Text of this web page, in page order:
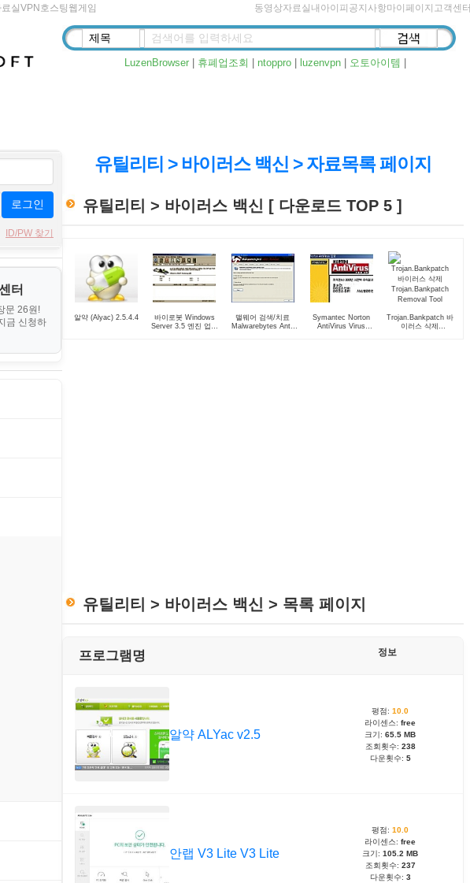
실 VPN 호스팅 웹게임 동영상자료실 내아이피 공지사항마이페이지 고객센터
LuzenBrowser| 휴폐업조회 ntoppro| luzenvpn| 오토아이템
로그인
ID/PW 찾기
터
문 26원!
금 신청하
유틸리티 > 바이러스 백신 > 자료목록 페이지
유틸리티 > 바이러스 백신 [ 다운로드 TOP 5 ]
알약 (Alyac) 2.5.4.4
바이로봇 Windows
Server 3.5 엔진 업데
맬웨어 검색/치료
Malwarebytes Anti-
Symantec Norton
AntiVirus Virus
Trojan.Bankpatch 바
이러스 삭제
유틸리티 > 바이러스 백신 > 목록 페이지
프로그램명 정보
알약 ALYac v2.5
평점:10.0
라이센스:free
크기:65.5 MB
조회횟수: 238
다운횟수: 5
안랩 V3 Lite V3 Lite
평점:10.0
라이센스:free
크기:105.2 MB
조회횟수: 237
다운횟수: 3